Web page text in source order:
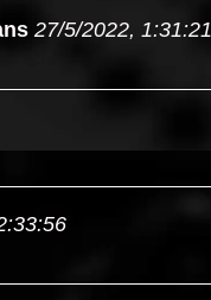
27/5/2022, 1:31:21